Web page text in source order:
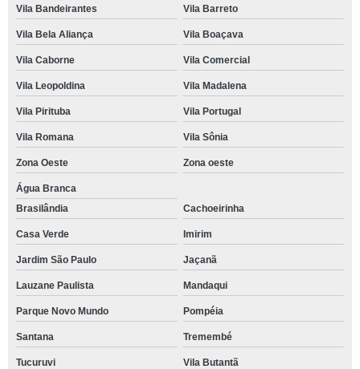
Vila Bandeirantes Vila Barreto
Vila Bela Aliança Vila Boaçava
Vila Caborne Vila Comercial
Vila Leopoldina Vila Madalena
Vila Pirituba Vila Portugal
Vila Romana Vila Sônia
Zona Oeste Zona oeste
Água Branca
Brasilândia
Cachoeirinha
Casa Verde Imirim
Jardim São Paulo Jaçanã
Lauzane Paulista Mandaqui
Parque Novo Mundo Pompéia
Santana Tremembé
Tucuruvi Vila Butantã